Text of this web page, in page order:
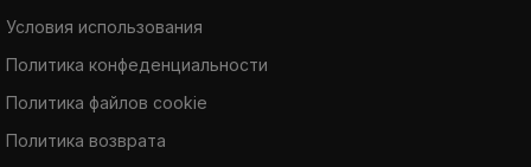
Условия использования
Политика конфеденциальности
Политика файлов cookie
Политика возврата